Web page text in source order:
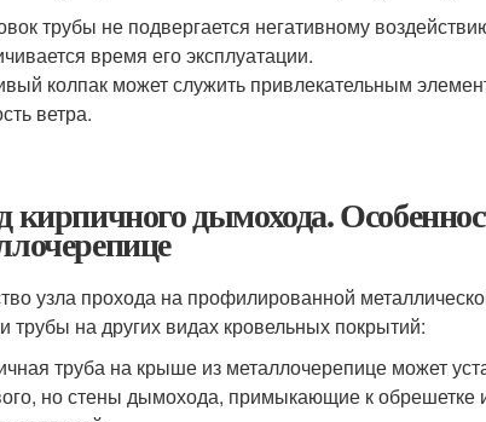
трубы не подвергается негативному
время его эксплуатации.
колпак может служить привлекательным
ветра.
кирпичного дымохода.
узла прохода на профилированной
трубы на других видах кровельных покрытий:
труба на крыше из металлочерепице может
но стены дымохода, примыкающие к обрешетке